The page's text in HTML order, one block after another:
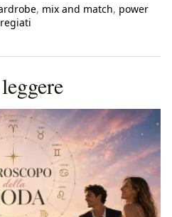
, mix and match, power